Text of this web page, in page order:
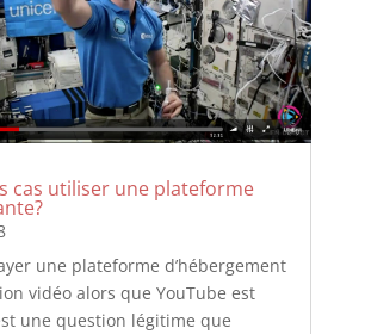
cas utiliser une plateforme
une plateforme d’hébergement
vidéo alors que YouTube est
une question légitime que